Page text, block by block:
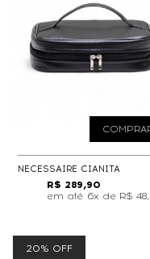
NECESSAIRE CIANITA
R$ 289,90
6x de R$
20% OFF